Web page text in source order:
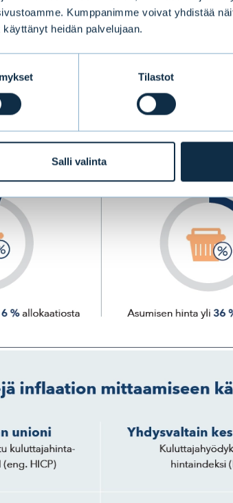
Kumppanimme voivat yhdistää
heidän palvelujaan.
Tilastot
Salli valinta